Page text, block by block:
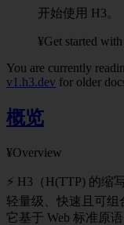
开始使用 H3。
¥Get started
You are currently
v1.h3.dev for older
概览
¥Overview
⚡ H3（H(TTP) 的缩
轻量级、快速且可组
它基于 Web 标准原